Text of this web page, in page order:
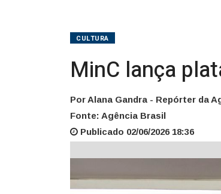
CULTURA
MinC lança
Por Alana Gandra - Repórter da
Fonte: Agência Brasil
Publicado 02/06/2026 18:36